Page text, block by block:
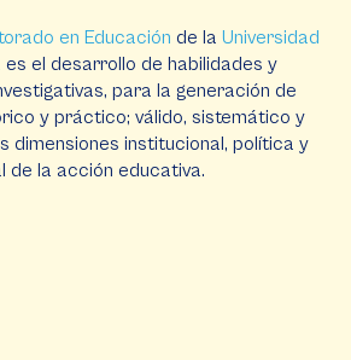
en Educación de la Universidad
es el desarrollo de habilidades y
para la generación de
y práctico; válido, sistemático y
dimensiones institucional, política y
de la acción educativa.